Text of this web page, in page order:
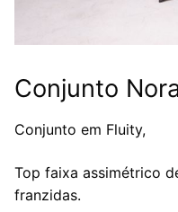
Conjunto
Conjunto em Fluity,
Top faixa assimétrico
franzidas.